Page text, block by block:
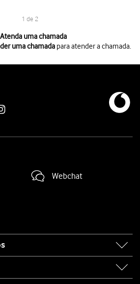
1 de 2
uma chamada
uma chamada para atender a chamada.
a chamada.
Webchat